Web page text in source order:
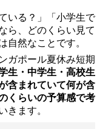
いる？」「小学生で
ら、どのくらい見て
自然なことです。
ガポール夏休み短期
生・中学生・高校生
含まれていて何が含
くらいの予算感で考
きます。